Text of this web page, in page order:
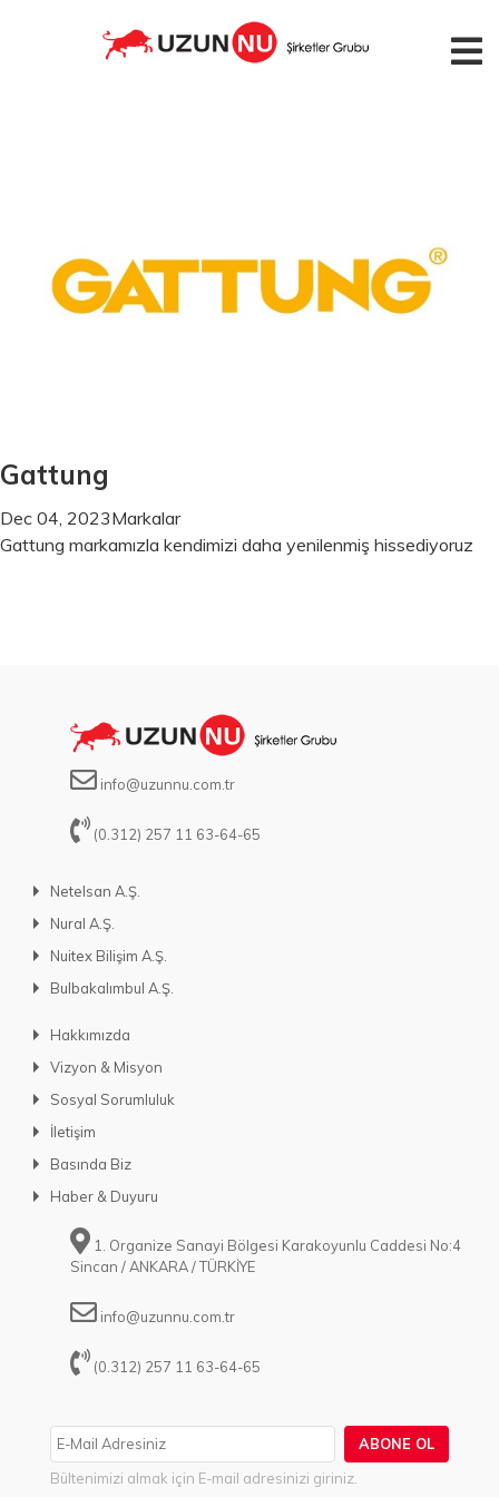
Gattung
Dec 04, 2023Markalar
Gattung markamızla kendimizi daha yenilenmiş hissediyoruz
ABONE OL
Bültenimizi almak için E-mail adresinizi giriniz.
info@uzunnu.com.tr
(0.312) 257 11 63-64-65
Netelsan A.Ş.
Nural A.Ş.
Nuitex Bilişim A.Ş.
Bulbakalımbul A.Ş.
Hakkımızda
Vizyon & Misyon
Sosyal Sorumluluk
İletişim
Basında Biz
Haber & Duyuru
1. Organize Sanayi Bölgesi Karakoyunlu Caddesi No:4
Sincan / ANKARA / TÜRKİYE
info@uzunnu.com.tr
(0.312) 257 11 63-64-65